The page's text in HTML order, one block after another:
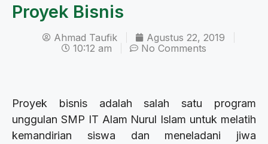
Proyek Bisnis
Ahmad Taufik
Agustus 22, 2019
10:12 am
No Comments
Proyek bisnis adalah salah satu program
unggulan SMP IT Alam Nurul Islam untuk melatih
kemandirian siswa dan meneladani jiwa